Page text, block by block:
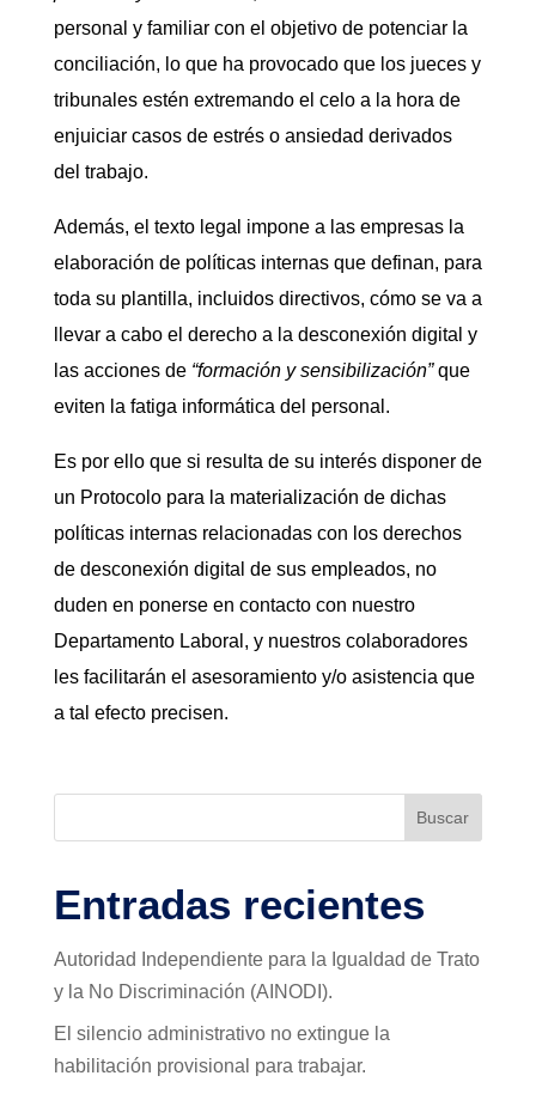
personal y familiar con el objetivo de potenciar la
conciliación, lo que ha provocado que los jueces y
tribunales estén extremando el celo a la hora de
enjuiciar casos de estrés o ansiedad derivados
del trabajo.
Además, el texto legal impone a las empresas la
elaboración de políticas internas que definan, para
toda su plantilla, incluidos directivos, cómo se va a
llevar a cabo el derecho a la desconexión digital y
las acciones de “formación y sensibilización”que
eviten la fatiga informática del personal.
Es por ello que si resulta de su interés disponer de
un Protocolo para la materialización de dichas
políticas internas relacionadas con los derechos
de desconexión digital de sus empleados, no
duden en ponerse en contacto con nuestro
Departamento Laboral, y nuestros colaboradores
les facilitarán el asesoramiento y/o asistencia que
a tal efecto precisen.
Buscar
Entradas recientes
Autoridad Independiente para la Igualdad de Trato
y la No Discriminación (AINODI).
El silencio administrativo no extingue la
habilitación provisional para trabajar.